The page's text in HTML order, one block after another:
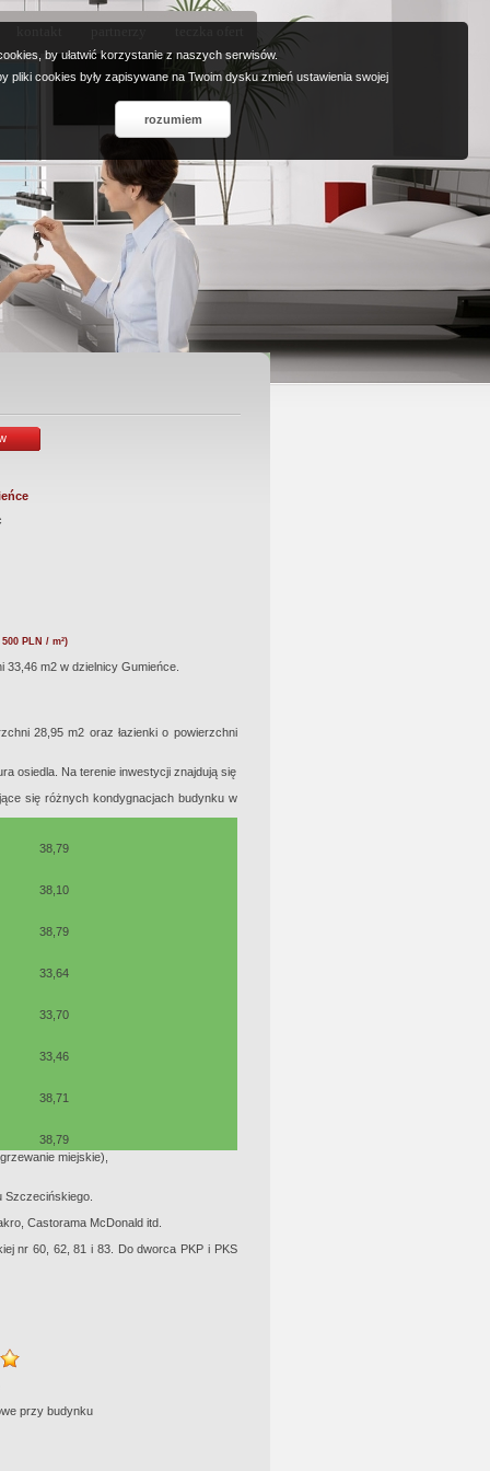
500 PLN / m²)
m2 w dzielnicy Gumieńce.
28,95 m2 oraz łazienki o powierzchni
osiedla. Na terenie inwestycji znajdują się
się różnych kondygnacjach budynku w
38,79
38,10
38,79
33,64
33,70
33,46
38,71
38,79
miejskie),
Szczecińskiego.
Castorama McDonald itd.
nr 60, 62, 81 i 83. Do dworca PKP i PKS
przy budynku
by ułatwić korzystanie z naszych serwisów.
pliki cookies były zapisywane na Twoim dysku zmień ustawienia swojej
rozumiem